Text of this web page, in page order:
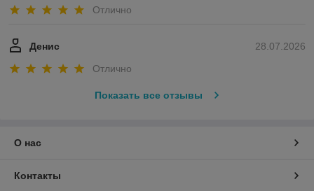
Отлично
28.07.2026
Денис
Отлично
Показать все отзывы
О нас
Контакты